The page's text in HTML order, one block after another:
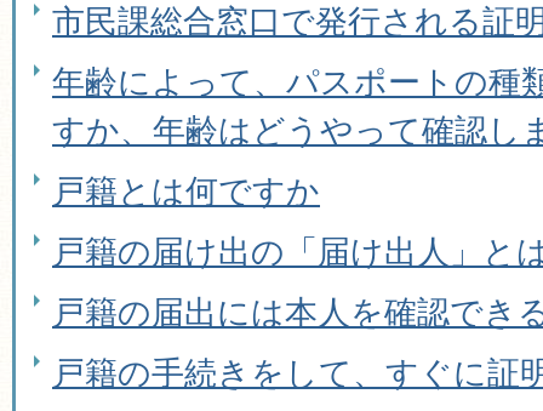
市民課総合窓口で発行される証
年齢によって、パスポートの種
すか、年齢はどうやって確認し
戸籍とは何ですか
戸籍の届け出の「届け出人」と
戸籍の届出には本人を確認でき
戸籍の手続きをして、すぐに証